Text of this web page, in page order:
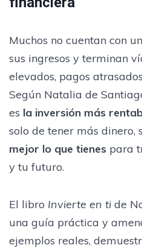
Muchos no cuentan con
sus ingresos y terminan
elevados, pagos
Según Natalia de
es la inversión más
solo de tener más dinero,
mejor lo que tienes para
y tu futuro.
El libro Invierte en ti de
una guía práctica y
ejemplos reales,